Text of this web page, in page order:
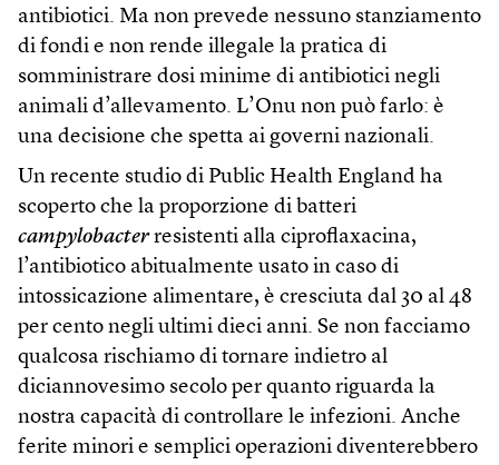
antibiotici. Ma non prevede nessuno stanziamento
di fondi e non rende illegale la pratica di
somministrare dosi minime di antibiotici negli
animali d’allevamento. L’Onu non può farlo: è
una decisione che spetta ai governi nazionali.
Un recente studio di Public Health England ha
scoperto che la proporzione di batteri
campylobacterresistenti alla ciproflaxacina,
l’antibiotico abitualmente usato in caso di
intossicazione alimentare, è cresciuta dal 30 al 48
per cento negli ultimi dieci anni. Se non facciamo
qualcosa rischiamo di tornare indietro al
diciannovesimo secolo per quanto riguarda la
nostra capacità di controllare le infezioni. Anche
ferite minori e semplici operazioni diventerebbero